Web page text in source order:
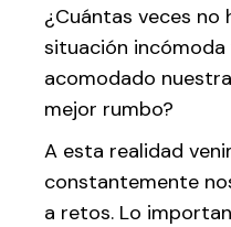
¿Cuántas veces no
situación incómoda
acomodado
mejor rumbo?
A esta realidad
constantemente
a retos. Lo